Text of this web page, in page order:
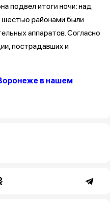
подвел итоги ночи: над
районами были
аппаратов. Согласно
пострадавших и
в нашем